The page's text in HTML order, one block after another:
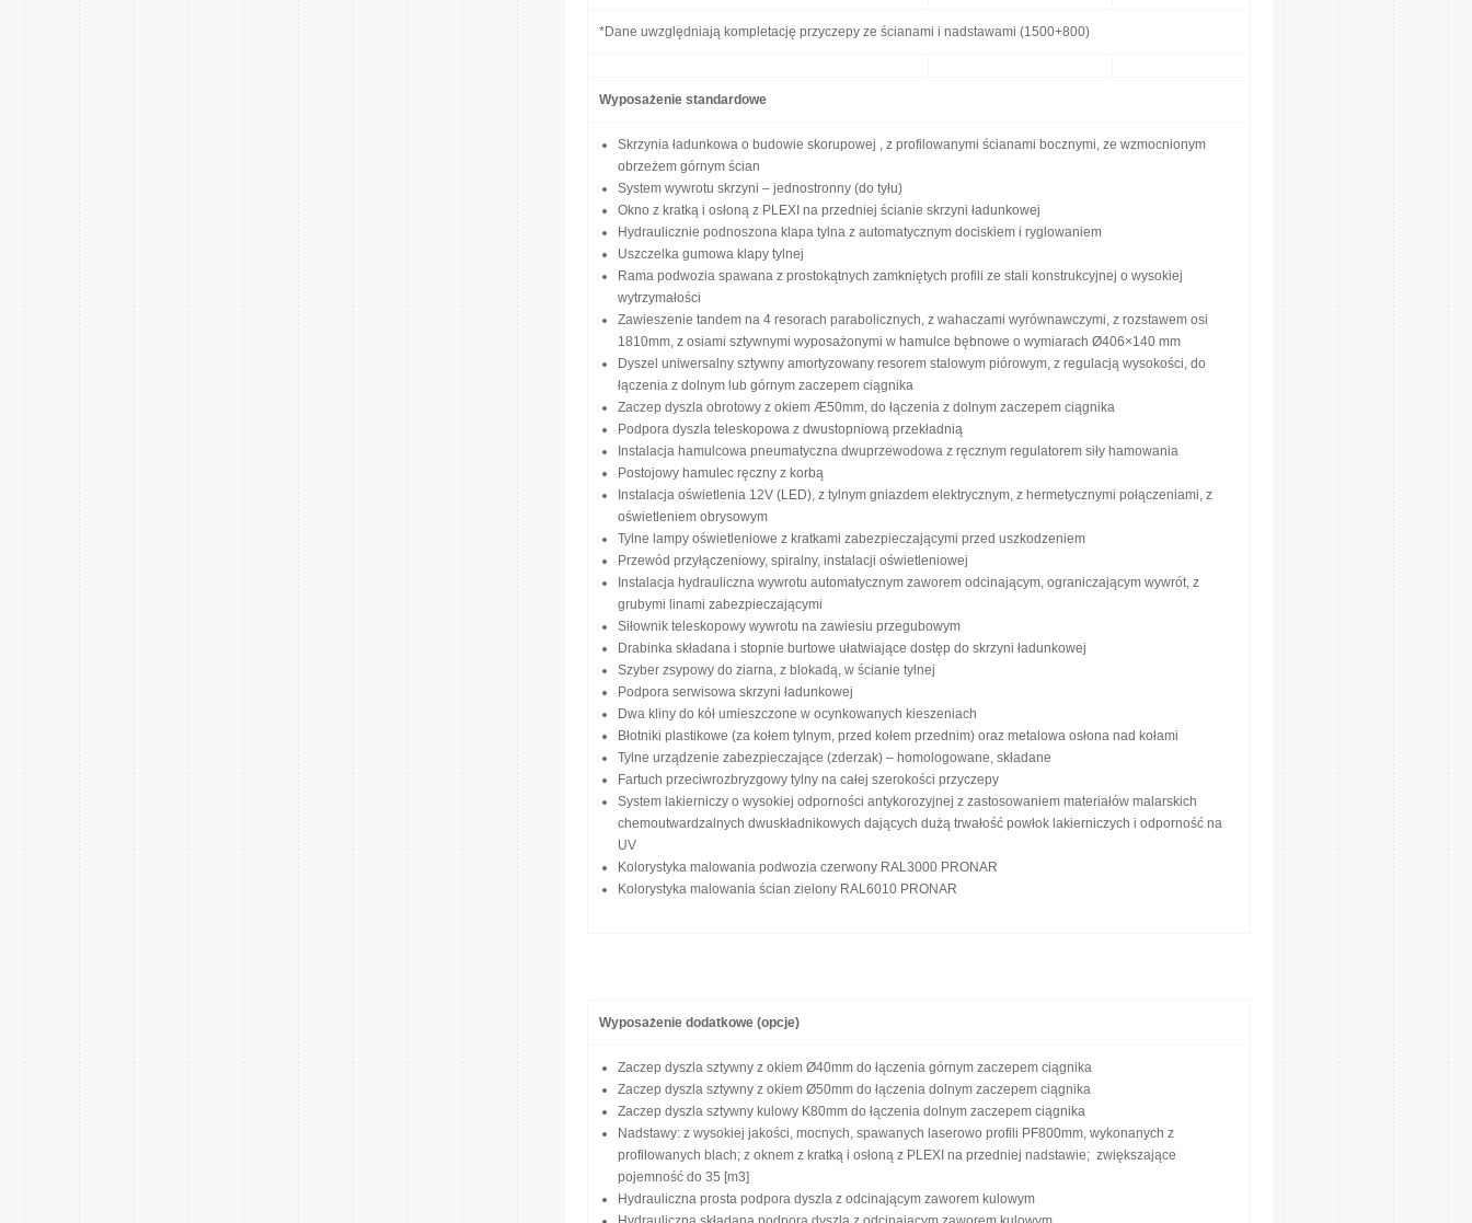
*Dane uwzględniają kompletację przyczepy ze ścianami i nadstawami (1500+800)
Wyposażenie standardowe
Skrzynia ładunkowa o budowie skorupowej , z profilowanymi ścianami bocznymi, ze wzmocnionym
obrzeżem górnym ścian
System wywrotu skrzyni – jednostronny (do tyłu)
Okno z kratką i osłoną z PLEXI na przedniej ścianie skrzyni ładunkowej
Hydraulicznie podnoszona klapa tylna z automatycznym dociskiem i ryglowaniem
Uszczelka gumowa klapy tylnej
Rama podwozia spawana z prostokątnych zamkniętych profili ze stali konstrukcyjnej o wysokiej
wytrzymałości
Zawieszenie tandem na 4 resorach parabolicznych, z wahaczami wyrównawczymi, z rozstawem osi
1810mm, z osiami sztywnymi wyposażonymi w hamulce bębnowe o wymiarach Ø406×140 mm
Dyszel uniwersalny sztywny amortyzowany resorem stalowym piórowym, z regulacją wysokości, do
łączenia z dolnym lub górnym zaczepem ciągnika
Zaczep dyszla obrotowy z okiem Æ50mm, do łączenia z dolnym zaczepem ciągnika
Podpora dyszla teleskopowa z dwustopniową przekładnią
Instalacja hamulcowa pneumatyczna dwuprzewodowa z ręcznym regulatorem siły hamowania
Postojowy hamulec ręczny z korbą
Instalacja oświetlenia 12V (LED), z tylnym gniazdem elektrycznym, z hermetycznymi połączeniami, z
oświetleniem obrysowym
Tylne lampy oświetleniowe z kratkami zabezpieczającymi przed uszkodzeniem
Przewód przyłączeniowy, spiralny, instalacji oświetleniowej
Instalacja hydrauliczna wywrotu automatycznym zaworem odcinającym, ograniczającym wywrót, z
grubymi linami zabezpieczającymi
Siłownik teleskopowy wywrotu na zawiesiu przegubowym
Drabinka składana i stopnie burtowe ułatwiające dostęp do skrzyni ładunkowej
Szyber zsypowy do ziarna, z blokadą, w ścianie tylnej
Podpora serwisowa skrzyni ładunkowej
Dwa kliny do kół umieszczone w ocynkowanych kieszeniach
Błotniki plastikowe (za kołem tylnym, przed kołem przednim) oraz metalowa osłona nad kołami
Tylne urządzenie zabezpieczające (zderzak) – homologowane, składane
Fartuch przeciwrozbryzgowy tylny na całej szerokości przyczepy
System lakierniczy o wysokiej odporności antykorozyjnej z zastosowaniem materiałów malarskich
chemoutwardzalnych dwuskładnikowych dających dużą trwałość powłok lakierniczych i odporność na
UV
Kolorystyka malowania podwozia czerwony RAL3000 PRONAR
Kolorystyka malowania ścian zielony RAL6010 PRONAR
Wyposażenie dodatkowe (opcje)
Zaczep dyszla sztywny z okiem Ø40mm do łączenia górnym zaczepem ciągnika
Zaczep dyszla sztywny z okiem Ø50mm do łączenia dolnym zaczepem ciągnika
Zaczep dyszla sztywny kulowy K80mm do łączenia dolnym zaczepem ciągnika
Nadstawy: z wysokiej jakości, mocnych, spawanych laserowo profili PF800mm, wykonanych z
profilowanych blach; z oknem z kratką i osłoną z PLEXI na przedniej nadstawie; zwiększające
pojemność do 35 [m3]
Hydrauliczna prosta podpora dyszla z odcinającym zaworem kulowym